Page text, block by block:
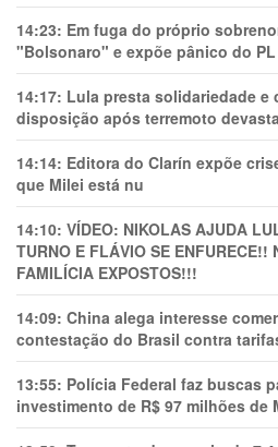
14:23: Em fuga do próprio
"Bolsonaro" e expõe pânico do
14:17: Lula presta solidariedade e
disposição após terremoto
14:14: Editora do Clarín expõe
que Milei está nu
14:10: VÍDEO: NIKOLAS AJUDA
TURNO E FLÁVIO SE ENFURECE!!
FAMILÍCIA EXPOSTOS!!!
14:09: China alega interesse
contestação do Brasil contra
13:55: Polícia Federal faz buscas
investimento de R$ 97 milhões de